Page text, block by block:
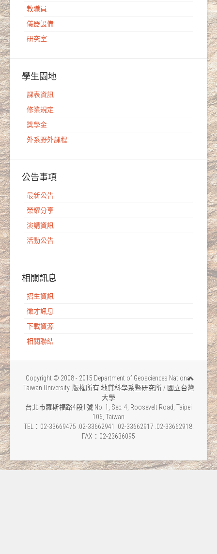
教職員
儀器設備
研究室
學生園地
課表資訊
修業規定
獎學金
外系野外課程
公告事項
最新公告
榮耀分享
演講資訊
活動公告
相關訊息
招生資訊
徵才訊息
下載資源
相關聯結
Copyright © 2008 - 2015 Department of Geosciences National
Taiwan University. 版權所有 地質科學系暨研究所 / 國立台灣
大學
台北市羅斯福路4段1號 No. 1, Sec. 4, Roosevelt Road, Taipei
106, Taiwan
TEL：02-33669475 .02-33662941 .02-33662917 .02-33662918.
FAX：02-23636095